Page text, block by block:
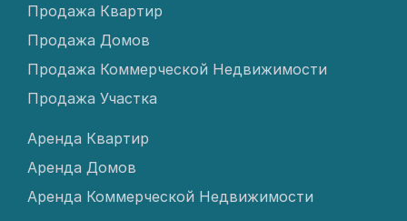
Продажа Квартир
Продажа Домов
Продажа Коммерческой Недвижимости
Продажа Участка
Аренда Квартир
Аренда Домов
Аренда Коммерческой Недвижимости